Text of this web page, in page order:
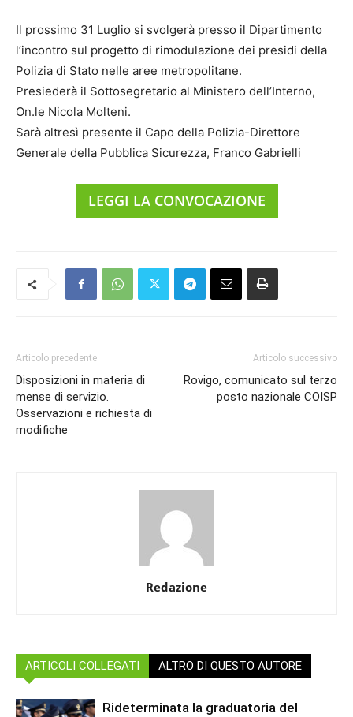
Il prossimo 31 Luglio si svolgerà presso il Dipartimento
l’incontro sul progetto di rimodulazione dei presidi della
Polizia di Stato nelle aree metropolitane.
Presiederà il Sottosegretario al Ministero dell’Interno,
On.le Nicola Molteni.
Sarà altresì presente il Capo della Polizia-Direttore
Generale della Pubblica Sicurezza, Franco Gabrielli
LEGGI LA CONVOCAZIONE
Articolo precedente
Disposizioni in materia di
mense di servizio.
Osservazioni e richiesta di
modifiche
Articolo successivo
Rovigo, comunicato sul terzo
posto nazionale COISP
Redazione
ARTICOLI COLLEGATI ALTRO DI QUESTO AUTORE
Rideterminata la graduatoria del